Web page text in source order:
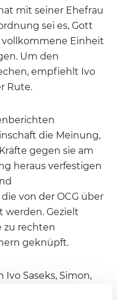
mit seiner Ehefrau
sei es, Gott
Einheit
Um den
empfiehlt Ivo
Rute.
die Meinung,
gegen sie am
heraus verfestigen
von der OCG über
werden. Gezielt
zu rechten
geknüpft.
Saseks, Simon,